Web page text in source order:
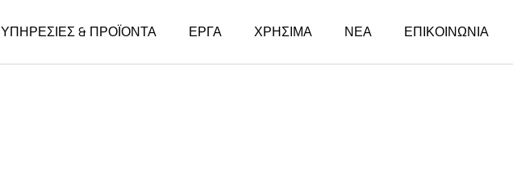
ΥΠΗΡΕΣΙΕΣ & ΠΡΟΪΟΝΤΑ ΕΡΓΑ ΧΡΗΣΙΜΑ ΝΕΑ ΕΠΙΚΟΙΝΩΝΙΑ